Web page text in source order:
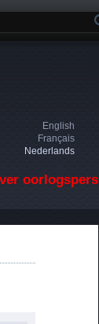
English
Français
Nederlands
oorlogspers